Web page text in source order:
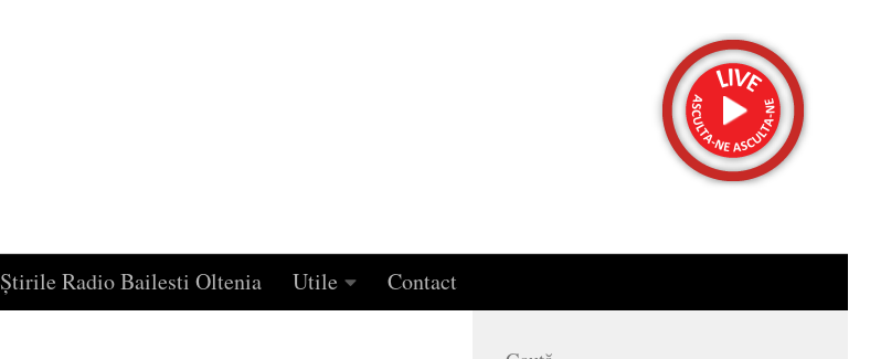
Știrile Radio Bailesti Oltenia Utile Contact